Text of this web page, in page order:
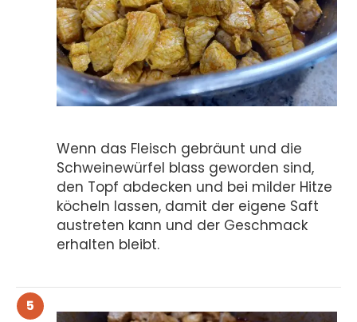
Wenn das Fleisch gebräunt und die
Schweinewürfel blass geworden sind,
den Topf abdecken und bei milder Hitze
köcheln lassen, damit der eigene Saft
austreten kann und der Geschmack
erhalten bleibt.
5